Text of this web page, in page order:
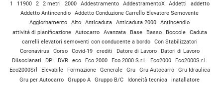
1 11900 2 2 metri 2000 Addestramento AddestramentoX Addetti
addetto
Addetto Antincendio
Addetto Conduzione Carrello Elevatore Semovente
Aggiornamento
Alto Anticaduta Anticaduta 2000
Antincendio
attività di pianificazione
Autocarro Avanzata Base Basso Boccole
Caduta
carrelli elevatori semoventi con conducente a bordo
Con Stabilizzatori
Coronavirus
Corso Covid-19 crediti Datore di Lavoro
Datori di Lavoro
Diisocianati
DPI DVR eco Eco 2000 Eco 2000 S.r.l. Eco2000
Eco2000S.r.l.
Eco2000Srl
Elevabile Formazione Generale Gru Gru Autocarro
Gru Idraulica
Gru per Autocarro
Gruppo A Gruppo B/C Idoneità tecnica
inatallatore